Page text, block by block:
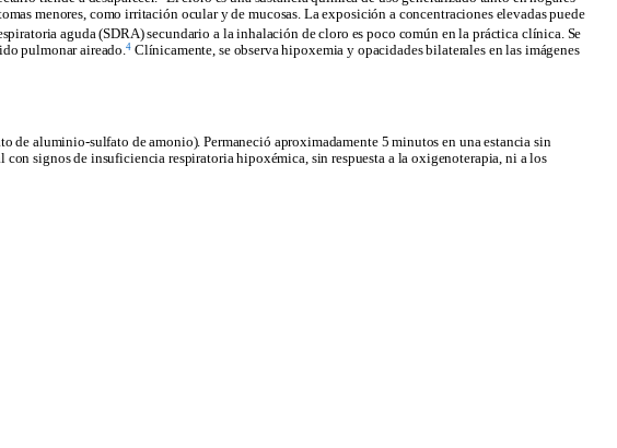
menores, como irritación ocular y de mucosas. La exposición a concentraciones elevadas puede
aguda (SDRA) secundario a la inhalación de cloro es poco común en la práctica clínica. Se
pulmonar aireado.4 Clínicamente, se observa hipoxemia y opacidades bilaterales en las imágenes
de aluminio-sulfato de amonio). Permaneció aproximadamente 5 minutos en una estancia sin
signos de insuficiencia respiratoria hipoxémica, sin respuesta a la oxigenoterapia, ni a los